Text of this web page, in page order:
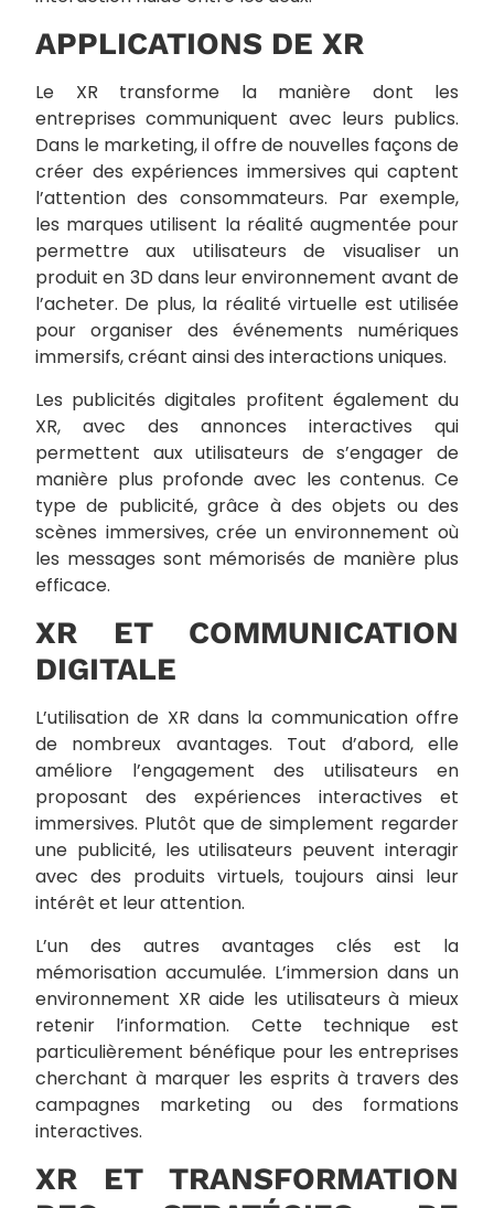
APPLICATIONS DE XR
Le XR transforme la manière dont les
entreprises communiquent avec leurs publics.
Dans le marketing, il offre de nouvelles façons de
créer des expériences immersives qui captent
l’attention des consommateurs. Par exemple,
les marques utilisent la réalité augmentée pour
permettre aux utilisateurs de visualiser un
produit en 3D dans leur environnement avant de
l’acheter. De plus, la réalité virtuelle est utilisée
pour organiser des événements numériques
immersifs, créant ainsi des interactions uniques.
Les publicités digitales profitent également du
XR, avec des annonces interactives qui
permettent aux utilisateurs de s’engager de
manière plus profonde avec les contenus. Ce
type de publicité, grâce à des objets ou des
scènes immersives, crée un environnement où
les messages sont mémorisés de manière plus
efficace.
XR ET COMMUNICATION
DIGITALE
L’utilisation de XR dans la communication offre
de nombreux avantages. Tout d’abord, elle
améliore l’engagement des utilisateurs en
proposant des expériences interactives et
immersives. Plutôt que de simplement regarder
une publicité, les utilisateurs peuvent interagir
avec des produits virtuels, toujours ainsi leur
intérêt et leur attention.
L’un des autres avantages clés est la
mémorisation accumulée. L’immersion dans un
environnement XR aide les utilisateurs à mieux
retenir l’information. Cette technique est
particulièrement bénéfique pour les entreprises
cherchant à marquer les esprits à travers des
campagnes marketing ou des formations
interactives.
XR ET TRANSFORMATION